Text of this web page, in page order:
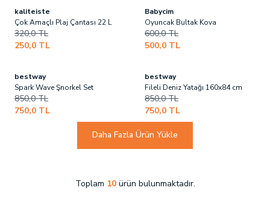
Son1ürün!
kaliteiste
Çok Amaçlı Plaj Çantası 22 L
320,0TL
250,0 TL
Son1
Babycim
Oyuncak Bultak Kova
600,0TL
500,0 TL
Son1
bestway
Spark Wave Şnorkel Set
850,0TL
750,0 TL
Son3
bestway
Fileli Deniz Yatağı 160x84 cm
850,0TL
750,0 TL
Daha Fazla Ürün Yükle
Toplam 10ürün bulunmaktadır.